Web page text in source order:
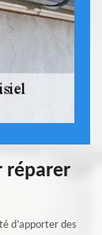
réparer
d’apporter des